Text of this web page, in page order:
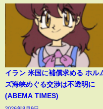
イラン 米国に補償求める ホル
ズ海峡めぐる交渉は不透明に
(ABEMA TIMES)